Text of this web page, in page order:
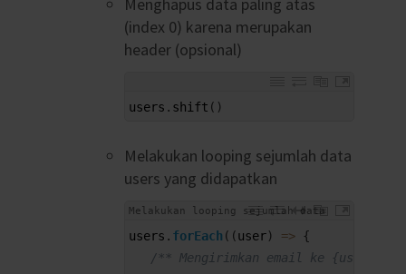
(index 0) karena merupakan
header (opsional)
users . shift ( )
Melakukan looping sejumlah data
users yang didapatkan
Melakukan looping sejumlah data
users yang didapatkan
users . forEach ( (user) =>
{
/** Mengirimkan email ke {user} **/